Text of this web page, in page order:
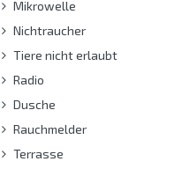
Mikrowelle
Nichtraucher
Tiere nicht erlaubt
Radio
Dusche
Rauchmelder
Terrasse